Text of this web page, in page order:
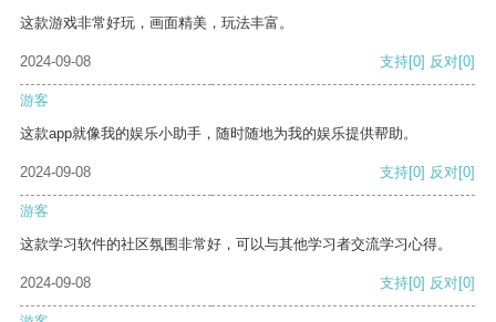
这款游戏非常好玩，画面精美，玩法丰富。
2024-09-08 支持[0] 反对[0]
游客
这款app就像我的娱乐小助手，随时随地为我的娱乐提供帮助。
2024-09-08 支持[0] 反对[0]
游客
这款学习软件的社区氛围非常好，可以与其他学习者交流学习心得。
2024-09-08 支持[0] 反对[0]